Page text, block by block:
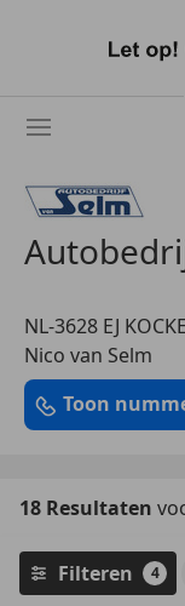
naar
NL-3628 EJ
Nico van Selm
Toon
18 Resultaten
Filteren 4